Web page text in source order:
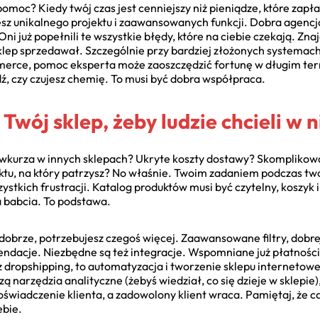
Kiedy twój czas jest cenniejszy niż pieniądze, które
unikalnego projektu i zaawansowanych funkcji. Dobra
już popełnili te wszystkie błędy, które na ciebie czekają.
sprzedawał. Szczególnie przy bardziej złożonych
pomoc eksperta może zaoszczędzić fortunę w długim
czy czujesz chemię. To musi być dobra współpraca.
sklep, żeby ludzie chcieli w
w innych sklepach? Ukryte koszty dostawy?
na który patrzysz? No właśnie. Twoim zadaniem podczas
frustracji. Katalog produktów musi być czytelny, koszyk
To podstawa.
potrzebujesz czegoś więcej. Zaawansowane filtry,
Niezbędne są też integracje. Wspomniane już
dropshipping, to automatyzacja i tworzenie sklepu
narzędzia analityczne (żebyś wiedział, co się dzieje w
klienta, a zadowolony klient wraca. Pamiętaj, że